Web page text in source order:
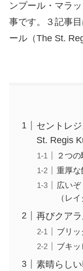
ンプール・マラ
事です。３記事
ール（The St.
セントレ
St. Regis
２つ
重厚な
広い
（レ
再びクア
ブリ
ブキッ
素晴らし